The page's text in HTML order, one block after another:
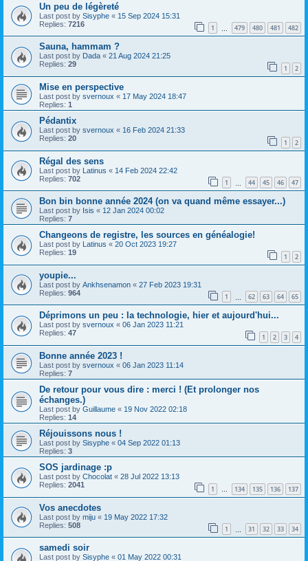
Un peu de légèreté
Last post by Sisyphe « 15 Sep 2024 15:31
Replies: 7216 1 479 480 481 482
Sauna, hammam ?
Last post by Dada « 21 Aug 2024 21:25
Replies: 29 1 2
Mise en perspective
Last post by svernoux « 17 May 2024 18:47
Replies: 1
Pédantix
Last post by svernoux « 16 Feb 2024 21:33
Replies: 20 1 2
Régal des sens
Last post by Latinus « 14 Feb 2024 22:42
Replies: 702 1 44 45 46 47
Bon bin bonne année 2024 (on va quand même essayer...)
Last post by Isis « 12 Jan 2024 00:02
Replies: 7
Changeons de registre, les sources en généalogie!
Last post by Latinus « 20 Oct 2023 19:27
Replies: 19 1 2
youpie...
Last post by Ankhsenamon « 27 Feb 2023 19:31
Replies: 964 1 62 63 64 65
Déprimons un peu : la technologie, hier et aujourd'hui...
Last post by svernoux « 06 Jan 2023 11:21
Replies: 47 1 2 3 4
Bonne année 2023 !
Last post by svernoux « 06 Jan 2023 11:14
Replies: 7
De retour pour vous dire : merci ! (Et prolonger nos
échanges.)
Last post by Guillaume « 19 Nov 2022 02:18
Replies: 14
Réjouissons nous !
Last post by Sisyphe « 04 Sep 2022 01:13
Replies: 3
SOS jardinage :p
Last post by Chocolat « 28 Jul 2022 13:13
Replies: 2041 1 … 134 135 136 137
Vos anecdotes
Last post by miju « 19 May 2022 17:32
Replies: 508 1 31 32 33 34
samedi soir
Last post by Sisyphe « 01 May 2022 00:31